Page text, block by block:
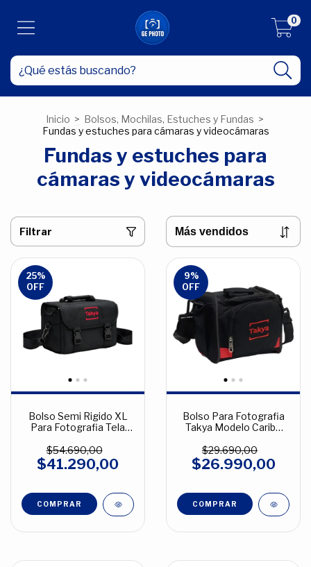
0
Inicio > Bolsos, Mochilas, Estuches y Fundas >
Fundas y estuches para cámaras y videocámaras
Fundas y estuches para
cámaras y videocámaras
Filtrar
25%
OFF
Bolso Semi Rigido XL
Para Fotografia Tela
$54.690,00
$41.290,00
9%
OFF
Bolso Para Fotografia
Takya Modelo Caribe
Color Negro
$29.690,00
$26.990,00
COMPRAR